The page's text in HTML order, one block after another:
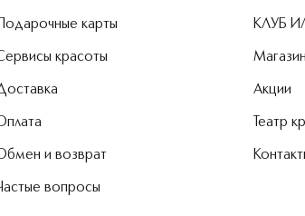
Подарочные карты
красоты
и возврат
вопросы
КЛУБ
Акции
Театр